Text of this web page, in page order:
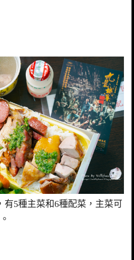
5種主菜和6種配菜，主菜可